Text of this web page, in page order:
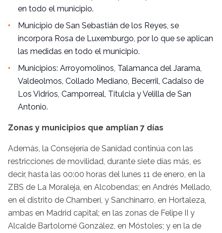
en todo el municipio.
Municipio de San Sebastián de los Reyes, se
incorpora Rosa de Luxemburgo, por lo que se aplican
las medidas en todo el municipio.
Municipios: Arroyomolinos, Talamanca del Jarama,
Valdeolmos, Collado Mediano, Becerril, Cadalso de
Los Vidrios, Camporreal, Titulcia y Velilla de San
Antonio.
Zonas y municipios que amplían 7 días
Además, la Consejería de Sanidad continúa con las
restricciones de movilidad, durante siete días más, es
decir, hasta las 00:00 horas del lunes 11 de enero, en la
ZBS de La Moraleja, en Alcobendas; en Andrés Mellado,
en el distrito de Chamberí, y Sanchinarro, en Hortaleza,
ambas en Madrid capital; en las zonas de Felipe II y
Alcalde Bartolomé González, en Móstoles; y en la de